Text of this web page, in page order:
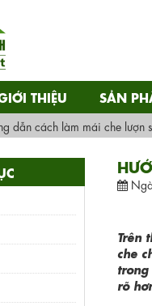
THIỆU SẢN
dẫn cách làm mái che lượn
Trên
che
rõ